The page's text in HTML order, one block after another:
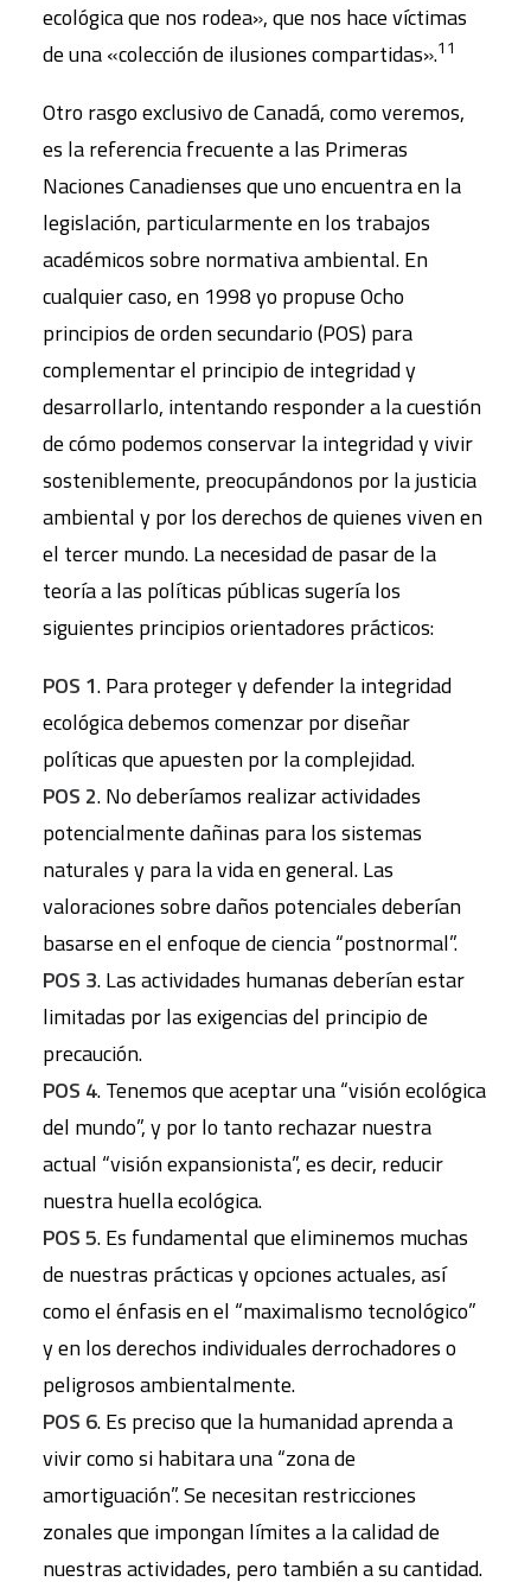
ecológica que nos rodea», que nos hace víctimas
de una «colección de ilusiones compartidas».11
Otro rasgo exclusivo de Canadá, como veremos,
es la referencia frecuente a las Primeras
Naciones Canadienses que uno encuentra en la
legislación, particularmente en los trabajos
académicos sobre normativa ambiental. En
cualquier caso, en 1998 yo propuse Ocho
principios de orden secundario (POS) para
complementar el principio de integridad y
desarrollarlo, intentando responder a la cuestión
de cómo podemos conservar la integridad y vivir
sosteniblemente, preocupándonos por la justicia
ambiental y por los derechos de quienes viven en
el tercer mundo. La necesidad de pasar de la
teoría a las políticas públicas sugería los
siguientes principios orientadores prácticos:
POS 1. Para proteger y defender la integridad
ecológica debemos comenzar por diseñar
políticas que apuesten por la complejidad.
POS 2. No deberíamos realizar actividades
potencialmente dañinas para los sistemas
naturales y para la vida en general. Las
valoraciones sobre daños potenciales deberían
basarse en el enfoque de ciencia “postnormal”.
POS 3. Las actividades humanas deberían estar
limitadas por las exigencias del principio de
precaución.
POS 4. Tenemos que aceptar una “visión ecológica
del mundo”, y por lo tanto rechazar nuestra
actual “visión expansionista”, es decir, reducir
nuestra huella ecológica.
POS 5. Es fundamental que eliminemos muchas
de nuestras prácticas y opciones actuales, así
como el énfasis en el “maximalismo tecnológico”
y en los derechos individuales derrochadores o
peligrosos ambientalmente.
POS 6. Es preciso que la humanidad aprenda a
vivir como si habitara una “zona de
amortiguación”. Se necesitan restricciones
zonales que impongan límites a la calidad de
nuestras actividades, pero también a su cantidad.